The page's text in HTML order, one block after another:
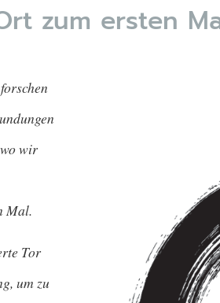
zum ersten
wir
Mal.
Tor
um zu